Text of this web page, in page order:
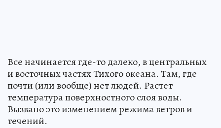
Все начинается где-то далеко, в центральных
и восточных частях Тихого океана. Там, где
почти (или вообще) нет людей. Растет
температура поверхностного слоя воды.
Вызвано это изменением режима ветров и
течений.